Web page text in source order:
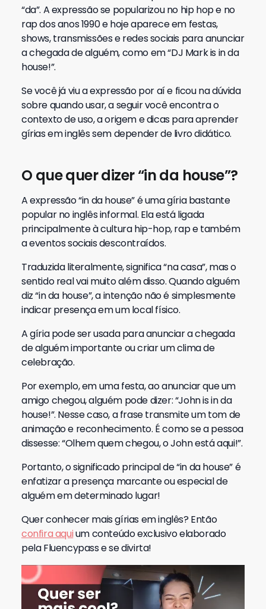
“da”. A expressão se popularizou no hip hop e no
rap dos anos 1990 e hoje aparece em festas,
shows, transmissões e redes sociais para anunciar
a chegada de alguém, como em “DJ Mark is in da
house!”.
Se você já viu a expressão por aí e ficou na dúvida
sobre quando usar, a seguir você encontra o
contexto de uso, a origem e dicas para aprender
gírias em inglês sem depender de livro didático.
O que quer dizer “in da house”?
A expressão “in da house” é uma gíria bastante
popular no inglês informal. Ela está ligada
principalmente à cultura hip-hop, rap e também
a eventos sociais descontraídos.
Traduzida literalmente, significa “na casa”, mas o
sentido real vai muito além disso. Quando alguém
diz “in da house”, a intenção não é simplesmente
indicar presença em um local físico.
A gíria pode ser usada para anunciar a chegada
de alguém importante ou criar um clima de
celebração.
Por exemplo, em uma festa, ao anunciar que um
amigo chegou, alguém pode dizer: “John is in da
house!”. Nesse caso, a frase transmite um tom de
animação e reconhecimento. É como se a pessoa
dissesse: “Olhem quem chegou, o John está aqui!”.
Portanto, o significado principal de “in da house” é
enfatizar a presença marcante ou especial de
alguém em determinado lugar!
Quer conhecer mais gírias em inglês? Então
confira aquium conteúdo exclusivo elaborado
pela Fluencypass e se divirta!